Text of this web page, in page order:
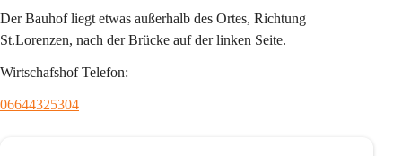
Der Bauhof liegt etwas außerhalb des Ortes, Richtung
St.Lorenzen, nach der Brücke auf der linken Seite.
Wirtschafshof Telefon:
06644325304